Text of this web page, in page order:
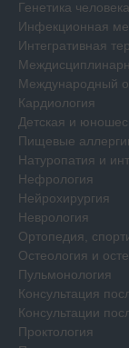
Генетика человека
Инфекционная
Интегративная
Международный
Кардиология
Детская и
Пищевые
Натуропатия и
Нефрология
Нейрохирургия
Неврология
Ортопедия,
Остеология и
Пульмонология
Консультация
Консультации
Проктология